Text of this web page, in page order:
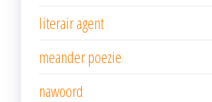
literair agent
meander poezie
nawoord